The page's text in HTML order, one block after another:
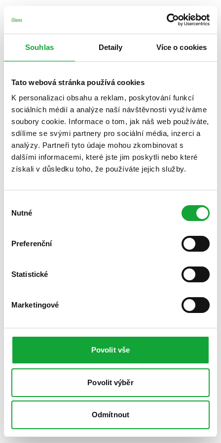
Souhlas Detaily Více o cookies
Tato webová stránka používá cookies
K personalizaci obsahu a reklam, poskytování funkcí
sociálních médií a analýze naší návštěvnosti využíváme
soubory cookie. Informace o tom, jak náš web používáte,
sdílíme se svými partnery pro sociální média, inzerci a
analýzy. Partneři tyto údaje mohou zkombinovat s
dalšími informacemi, které jste jim poskytli nebo které
získali v důsledku toho, že používáte jejich služby.
souhlasu
Nutné
Preferenční
Statistické
Marketingové
Povolit vše
Povolit výběr
Odmítnout